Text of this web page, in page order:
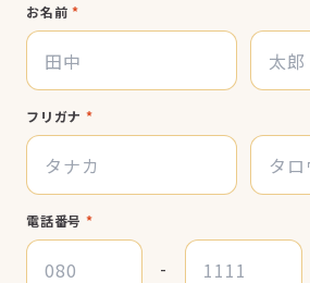
お名前*
フリガナ *
電話番号 *
-